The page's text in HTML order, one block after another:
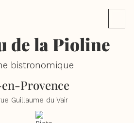
de la Pioline
bistronomique
Provence
Guillaume du Vair